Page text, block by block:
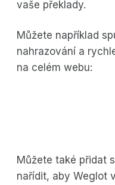
vaše překlady.
Můžete například
nahrazování a
na celém webu:
Můžete také přidat
nařídit, aby Weglot